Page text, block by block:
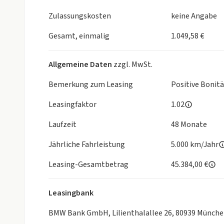
06C4 Connected Package Professional
06PA Personal eSIM
06VB Steuerung Infotainment
0712 M Sportsitz
0760 Hochglanz Shadow-Line
07A2 Innovationspaket II
07M9 M Shadow Line mit erweitertem Umfang
Zulassungskosten
keine Angabe
Gesamt, einmalig
1.049,58 €
Allgemeine Daten zzgl. MwSt.
Bemerkung zum Leasing
Positive
Leasingfaktor
1.02
Laufzeit
48 Monate
Jährliche Fahrleistung
5.000 km/Jahr
Leasing-Gesamtbetrag
45.384,00 €
Leasingbank
BMW Bank GmbH, Lilienthalallee 26, 80939